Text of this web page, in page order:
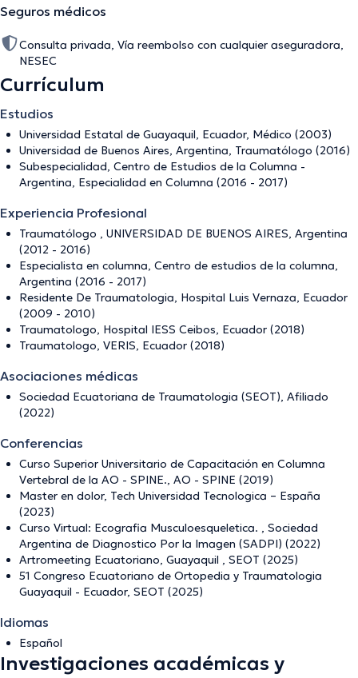
Seguros médicos
Consulta privada, Vía reembolso con cualquier aseguradora,
NESEC
Currículum
Estudios
Universidad Estatal de Guayaquil, Ecuador, Médico (2003)
Universidad de Buenos Aires, Argentina, Traumatólogo (2016)
Subespecialidad, Centro de Estudios de la Columna -
Argentina, Especialidad en Columna (2016 - 2017)
Experiencia Profesional
Traumatólogo , UNIVERSIDAD DE BUENOS AIRES, Argentina
(2012 - 2016)
Especialista en columna, Centro de estudios de la columna,
Argentina (2016 - 2017)
Residente De Traumatologia, Hospital Luis Vernaza, Ecuador
(2009 - 2010)
Traumatologo, Hospital IESS Ceibos, Ecuador (2018)
Traumatologo, VERIS, Ecuador (2018)
Asociaciones médicas
Sociedad Ecuatoriana de Traumatologia (SEOT), Afiliado
(2022)
Conferencias
Curso Superior Universitario de Capacitación en Columna
Vertebral de la AO - SPINE., AO - SPINE (2019)
Master en dolor, Tech Universidad Tecnologica – España
(2023)
Curso Virtual: Ecografia Musculoesqueletica. , Sociedad
Argentina de Diagnostico Por la Imagen (SADPI) (2022)
Artromeeting Ecuatoriano, Guayaquil , SEOT (2025)
51 Congreso Ecuatoriano de Ortopedia y Traumatologia
Guayaquil - Ecuador, SEOT (2025)
Idiomas
Español
Investigaciones académicas y